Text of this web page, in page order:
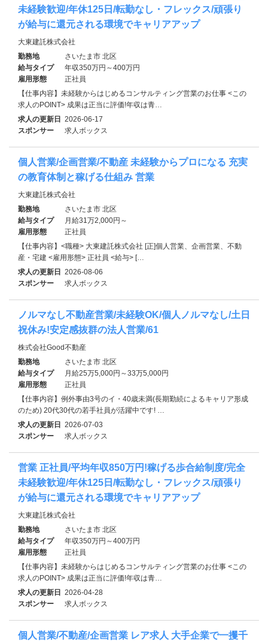
未経験歓迎/年休125日/転勤なし・フレックス/頑張り
が給与に還元される環境でキャリアアップ
大東建託株式会社
勤務地
さいたま市 北区
給与タイプ
年収350万円～400万円
雇用形態
正社員
【仕事内容】未経験からはじめるコンサルティング営業のお仕事 <この
求人のPOINT> 成果は正当に評価!年収は青…
求人の更新日 2026-06-17
スポンサー
求人ボックス
個人営業/企画営業/不動産 未経験からプロになる 充実
の教育体制と稼げる仕組み 営業
大東建託株式会社
勤務地
さいたま市 北区
給与タイプ
月給31万2,000円～
雇用形態
正社員
【仕事内容】<職種> 大東建託株式会社 [正]個人営業、企画営業、不動
産・宅建 <雇用形態> 正社員 <給与> […
求人の更新日 2026-08-06
スポンサー
求人ボックス
ノルマなし不動産営業/未経験OK/個人ノルマなし/土日
祝休み!安定感抜群の法人営業/61
株式会社Good不動産
勤務地
さいたま市 北区
給与タイプ
月給25万5,000円～33万5,000円
雇用形態
正社員
【仕事内容】例外事由3号のイ・40歳未満(長期勤続によるキャリア形成
のため) 20代30代の若手社員が活躍中です! …
求人の更新日 2026-07-03
スポンサー
求人ボックス
営業 正社員/平均年収850万円!稼げる歩合給制度/完全
未経験歓迎/年休125日/転勤なし・フレックス/頑張り
が給与に還元される環境でキャリアアップ
大東建託株式会社
勤務地
さいたま市 北区
給与タイプ
年収350万円～400万円
雇用形態
正社員
【仕事内容】未経験からはじめるコンサルティング営業のお仕事 <この
求人のPOINT> 成果は正当に評価!年収は青…
求人の更新日 2026-04-28
スポンサー
求人ボックス
個人営業/不動産/企画営業 レア求人 大手企業で一攫千